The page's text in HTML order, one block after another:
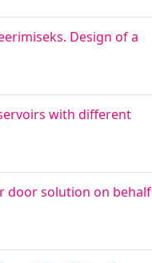
Design of a
with different
door solution on behalf